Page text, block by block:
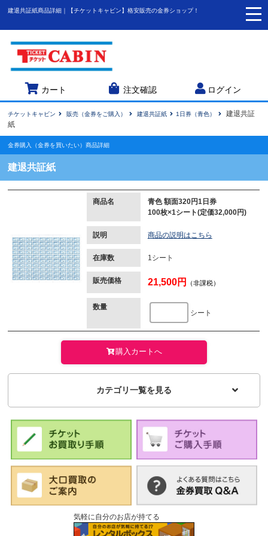
建退共証紙商品詳細｜【チケットキャビン】格安販売の金券ショップ！
カート 注文確認 ログイン
チケットキャビン 販売（金券をご購入） 建退共証紙 1日券（青色）
建退共証
紙
金券購入（金券を買いたい）商品詳細
建退共証紙
商品名
青色 額面320円1日券
100枚×1シート(定価32,000円)
説明 商品の説明はこちら
在庫数 1シート
販売価格 21,500円 （非課税）
数量
シート
購入カートへ
カテゴリ一覧を見る
気軽に自分のお店が持てる